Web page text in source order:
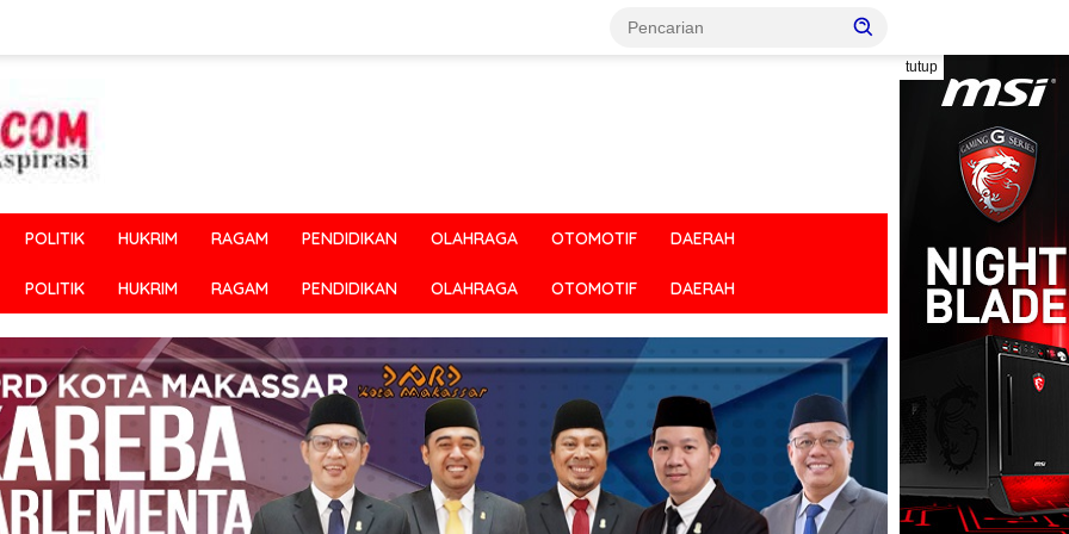
tutup
POLITIK HUKRIM RAGAM PENDIDIKAN OLAHRAGA OTOMOTIF DAERAH
POLITIK HUKRIM RAGAM PENDIDIKAN OLAHRAGA OTOMOTIF DAERAH